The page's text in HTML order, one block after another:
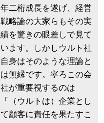
年二桁成長を遂げ、経営
戦略論の大家らもその実
績を驚きの眼差しで見て
います。しかしウルト社
自身はそのような理論と
は無縁です。寧ろこの会
社が重要視するのは
「（ウルトは）企業とし
て顧客に責任を果たすこ